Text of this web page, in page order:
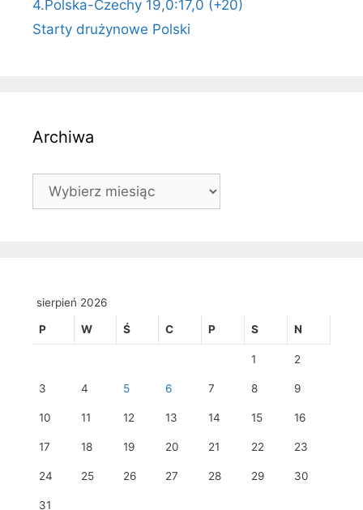
4.Polska-Czechy 19,0:17,0 (+20)
Starty drużynowe Polski
Archiwa
Archiwa
sierpień 2026
P W Ś C P S N
1 2
3 4 5 6 7 8 9
10 11 12 13 14 15 16
17 18 19 20 21 22 23
24 25 26 27 28 29 30
31